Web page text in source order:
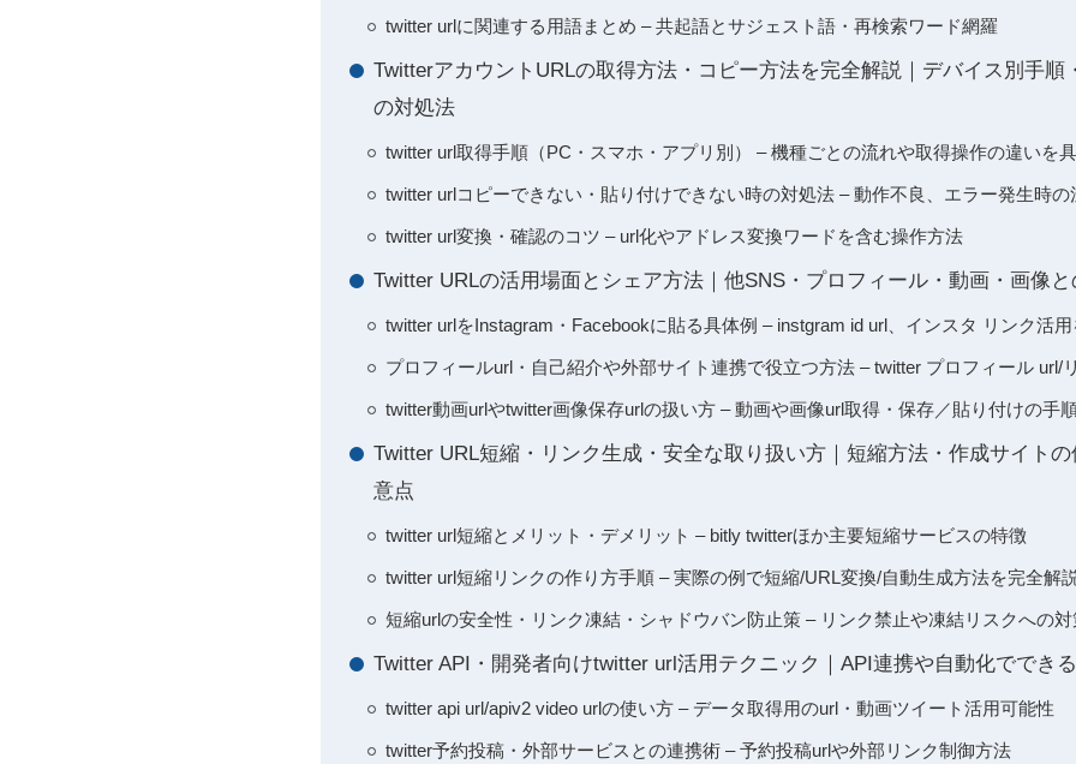
twitter urlに関連する用語まとめ – 共起語とサジェスト語・再検索ワード網羅
TwitterアカウントURLの取得方法・コピー方法を完全解説｜デバイス別手順
の対処法
twitter url取得手順（PC・スマホ・アプリ別） – 機種ごとの流れや取得操作の違いを
twitter urlコピーできない・貼り付けできない時の対処法 – 動作不良、エラー発生時の
twitter url変換・確認のコツ – url化やアドレス変換ワードを含む操作方法
Twitter URLの活用場面とシェア方法｜他SNS・プロフィール・動画・画像
twitter urlをInstagram・Facebookに貼る具体例 – instgram id url、インスタ リンク活用
プロフィールurl・自己紹介や外部サイト連携で役立つ方法 – twitter プロフィール url/
twitter動画urlやtwitter画像保存urlの扱い方 – 動画や画像url取得・保存／貼り付けの手
Twitter URL短縮・リンク生成・安全な取り扱い方｜短縮方法・作成サイト
意点
twitter url短縮とメリット・デメリット – bitly twitterほか主要短縮サービスの特徴
twitter url短縮リンクの作り方手順 – 実際の例で短縮/URL変換/自動生成方法を完全解説
短縮urlの安全性・リンク凍結・シャドウバン防止策 – リンク禁止や凍結リスクへの対
Twitter API・開発者向けtwitter url活用テクニック｜API連携や自動化ででき
twitter api url/apiv2 video urlの使い方 – データ取得用のurl・動画ツイート活用可能性
twitter予約投稿・外部サービスとの連携術 – 予約投稿urlや外部リンク制御方法